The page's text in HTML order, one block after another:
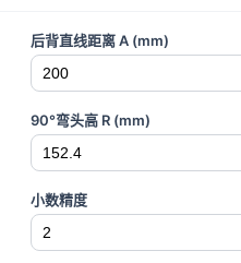
后背直线距离 A (mm)
90°弯头高 R (mm)
小数精度